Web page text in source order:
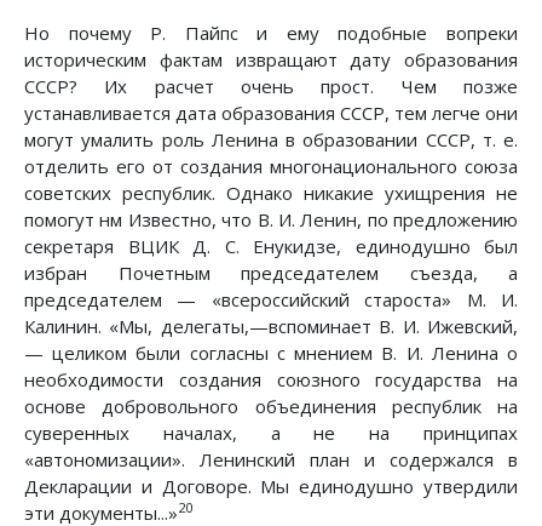
Но почему Р. Пайпс и ему подобные вопреки
историческим фактам извращают дату образования
СССР? Их расчет очень прост. Чем позже
устанавливается дата образования СССР, тем легче они
могут умалить роль Ленина в образовании СССР, т. е.
отделить его от создания многонационального союза
советских республик. Однако никакие ухищрения не
помогут нм Известно, что В. И. Ленин, по предложению
секретаря ВЦИК Д. С. Енукидзе, единодушно был
избран Почетным председателем съезда, а
председателем — «всероссийский староста» М. И.
Калинин. «Мы, делегаты,—вспоминает В. И. Ижевский,
— целиком были согласны с мнением В. И. Ленина о
необходимости создания союзного государства на
основе добровольного объединения республик на
суверенных началах, а не на принципах
«автономизации». Ленинский план и содержался в
Декларации и Договоре. Мы единодушно утвердили
эти документы...»20